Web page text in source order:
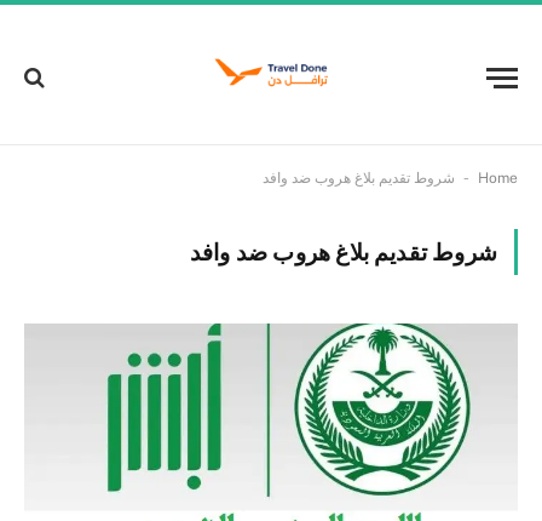
Home
- شروط تقديم بلاغ هروب ضد وافد
شروط تقديم بلاغ هروب ضد وافد